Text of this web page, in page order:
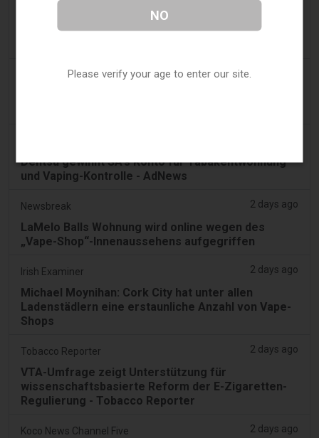
gewesen zu sein, das 58.000 E-Zigaretten-Artikel
in einem Haus in Lentor und einem Condo in
Yahoo! News
Dentsu gewinnt SA's Konto für Tabakentwöhnung
und Vaping-Kontrolle - AdNews
Newsbreak 2 days ago
LaMelo Balls Wohnung wird online wegen des
„Vape-Shop“-Innenaussehens aufgegriffen
Irish Examiner 2 days ago
Michael Moynihan: Cork City hat unter allen
Ladenstädlern eine erstaunliche Anzahl von Vape-
Shops
Tobacco Reporter 2 days ago
VTA-Umfrage zeigt Unterstützung für
wissenschaftsbasierte Reform der E-Zigaretten-
Regulierung - Tobacco Reporter
Koco News Channel Five 2 days ago
NO
Please verify your age to enter our site.